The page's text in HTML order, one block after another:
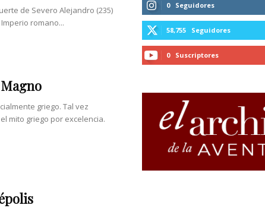
de Severo Alejandro (235)
romano...
griego. Tal vez
mito griego por excelencia.
0 Seguidores
58,755 Seguidores
0 Suscriptores